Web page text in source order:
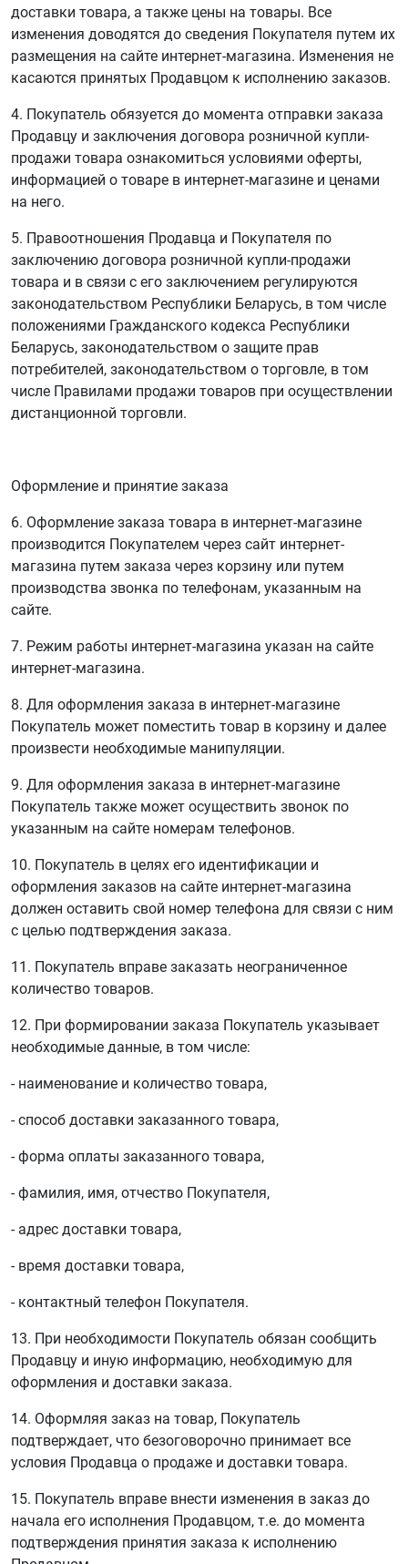
доставки товара, а также цены на товары. Все
изменения доводятся до сведения Покупателя путем их
размещения на сайте интернет-магазина. Изменения не
касаются принятых Продавцом к исполнению заказов.
4. Покупатель обязуется до момента отправки заказа
Продавцу и заключения договора розничной купли-
продажи товара ознакомиться условиями оферты,
информацией о товаре в интернет-магазине и ценами
на него.
5. Правоотношения Продавца и Покупателя по
заключению договора розничной купли-продажи
товара и в связи с его заключением регулируются
законодательством Республики Беларусь, в том числе
положениями Гражданского кодекса Республики
Беларусь, законодательством о защите прав
потребителей, законодательством о торговле, в том
числе Правилами продажи товаров при осуществлении
дистанционной торговли.
Оформление и принятие заказа
6. Оформление заказа товара в интернет-магазине
производится Покупателем через сайт интернет-
магазина путем заказа через корзину или путем
производства звонка по телефонам, указанным на
сайте.
7. Режим работы интернет-магазина указан на сайте
интернет-магазина.
8. Для оформления заказа в интернет-магазине
Покупатель может поместить товар в корзину и далее
произвести необходимые манипуляции.
9. Для оформления заказа в интернет-магазине
Покупатель также может осуществить звонок по
указанным на сайте номерам телефонов.
10. Покупатель в целях его идентификации и
оформления заказов на сайте интернет-магазина
должен оставить свой номер телефона для связи с ним
с целью подтверждения заказа.
11. Покупатель вправе заказать неограниченное
количество товаров.
12. При формировании заказа Покупатель указывает
необходимые данные, в том числе:
- наименование и количество товара,
- способ доставки заказанного товара,
- форма оплаты заказанного товара,
- фамилия, имя, отчество Покупателя,
- адрес доставки товара,
- время доставки товара,
- контактный телефон Покупателя.
13. При необходимости Покупатель обязан сообщить
Продавцу и иную информацию, необходимую для
оформления и доставки заказа.
14. Оформляя заказ на товар, Покупатель
подтверждает, что безоговорочно принимает все
условия Продавца о продаже и доставки товара.
15. Покупатель вправе внести изменения в заказ до
начала его исполнения Продавцом, т.е. до момента
подтверждения принятия заказа к исполнению